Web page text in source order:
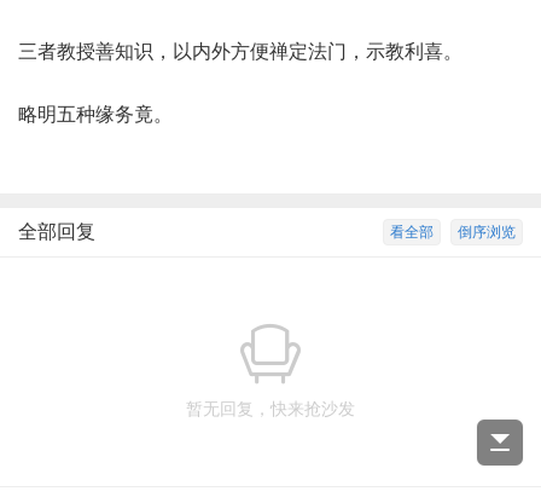
三者教授善知识，以内外方便禅定法门，示教利喜。
略明五种缘务竟。
倒序浏览
看全部
全部回复
暂无回复，快来抢沙发